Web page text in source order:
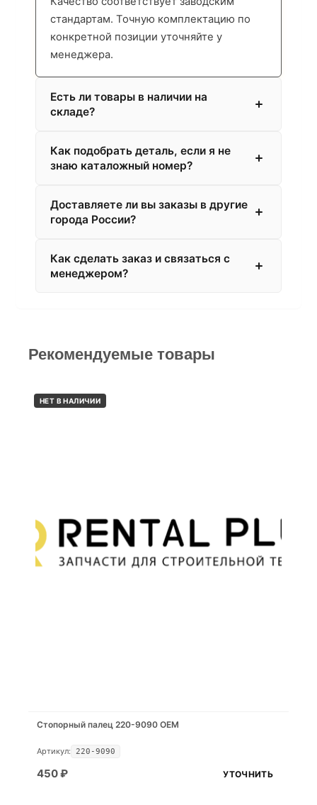
стандартам. Точную комплектацию по
конкретной позиции уточняйте у
менеджера.
Есть ли товары в наличии на
складе?
Как подобрать деталь, если я не
знаю каталожный номер?
Доставляете ли вы заказы в другие
города России?
Как сделать заказ и связаться с
менеджером?
Рекомендуемые товары
НЕТ В НАЛИЧИИ
Стопорный палец 220-9090 OEM
Артикул: 220-9090
450₽ УТОЧНИТЬ